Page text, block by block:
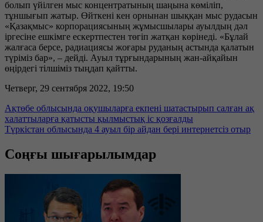
болып үйілген мыс концентратының шаңына көміліп,
тұншығып жатыр. Өйткені кен орнынан шыққан мыс рудасын
«Қазақмыс» корпорациясының жұмысшылары ауылдың дәл
іргесіне ешкімге ескертпестен төгіп жатқан көрінеді. «Бұлай
жалғаса берсе, радиациясы жоғары руданың астында қалатын
түріміз бар», – дейді. Ауыл тұрғындарының жан-айқайын
өңірдегі тілшіміз тыңдап қайтты.
Четверг, 29 сентября 2022, 19:50
Ақтөбе облысында оқушыларға екпені шатастырып салған ақ
халаттыларға қатысты қылмыстық іс қозғалды
Түркістан облысында 4 ауыл бір айдан бері интернетсіз отыр
Соңғы шығарылымдар